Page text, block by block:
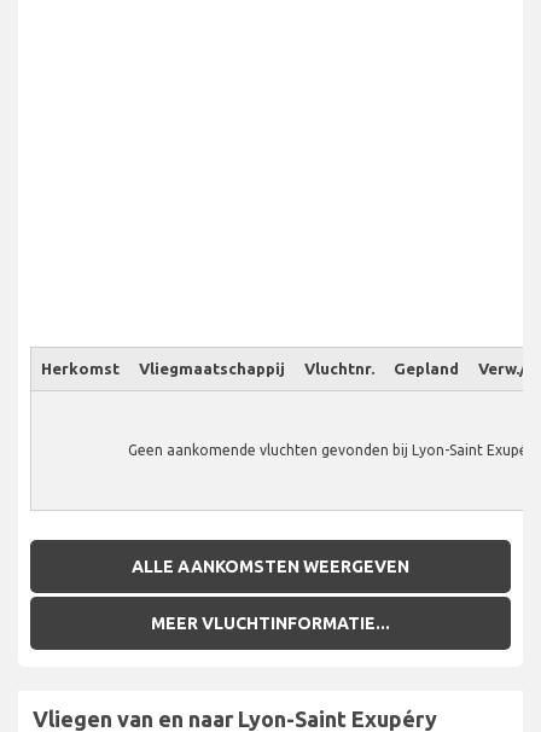
Herkomst Vliegmaatschappij Vluchtnr. Gepland Verw./
Geen aankomende vluchten gevonden bij Lyon-Saint
ALLE AANKOMSTEN WEERGEVEN
MEER VLUCHTINFORMATIE...
Vliegen van en naar Lyon-Saint Exupéry